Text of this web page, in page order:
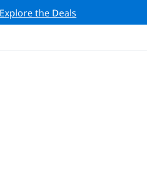
Explore the Deals